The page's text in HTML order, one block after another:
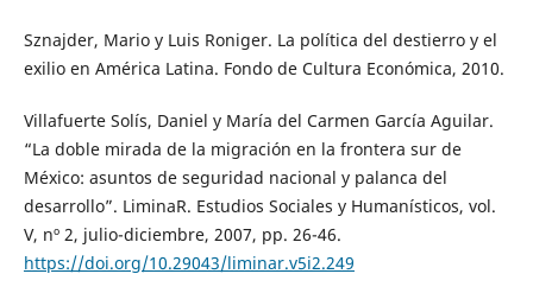
Sznajder, Mario y Luis Roniger. La política del destierro y el
exilio en América Latina. Fondo de Cultura Económica, 2010.
Villafuerte Solís, Daniel y María del Carmen García Aguilar.
“La doble mirada de la migración en la frontera sur de
México: asuntos de seguridad nacional y palanca del
desarrollo”. LiminaR. Estudios Sociales y Humanísticos, vol.
V, nº 2, julio-diciembre, 2007, pp. 26-46.
https://doi.org/10.29043/liminar.v5i2.249